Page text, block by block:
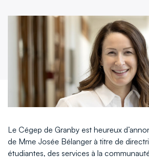
Facebook
une
nouvelle
fenêtre
LinkedIn
nouvelle
fenêtre
email
Le Cégep de Granby est heureux
de Mme Josée Bélanger à titre de
étudiantes, des services à la